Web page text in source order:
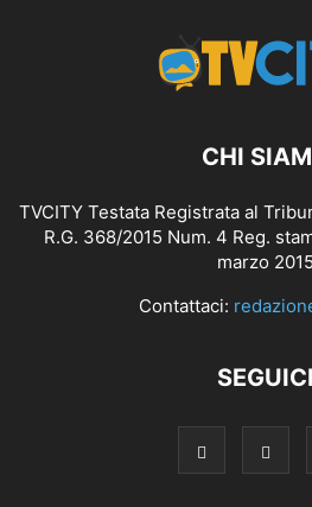
CHI
TVCITY Testata Registrata al
R.G. 368/2015 Num. 4 Reg.
marzo 2015
Contattaci:
SEGUICI